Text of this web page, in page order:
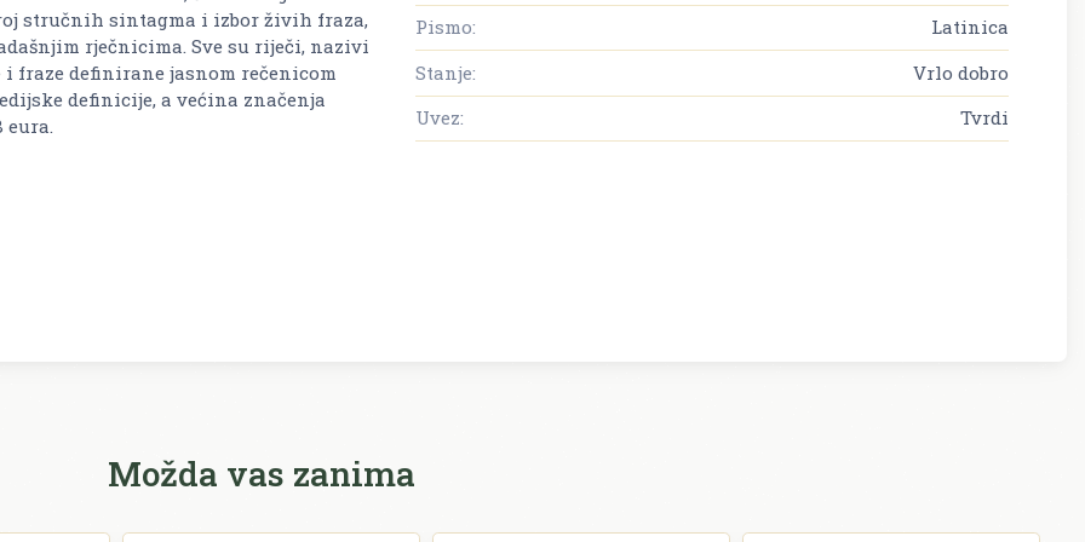
stručnih sintagma i izbor živih fraza,
rječnicima. Sve su riječi, nazivi
fraze definirane jasnom rečenicom
definicije, a većina značenja
Pismo:
Latinica
Stanje:
Vrlo dobro
Uvez:
Tvrdi
Možda vas zanima